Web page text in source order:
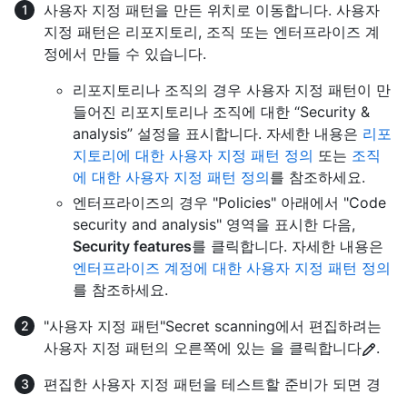
사용자 지정 패턴을 만든 위치로 이동합니다. 사용자
지정 패턴은 리포지토리, 조직 또는 엔터프라이즈 계
정에서 만들 수 있습니다.
리포지토리나 조직의 경우 사용자 지정 패턴이 만
들어진 리포지토리나 조직에 대한 “Security &
analysis” 설정을 표시합니다. 자세한 내용은 리포
지토리에 대한 사용자 지정 패턴 정의 또는 조직
에 대한 사용자 지정 패턴 정의를 참조하세요.
엔터프라이즈의 경우 "Policies" 아래에서 "Code
security and analysis" 영역을 표시한 다음,
Security features를 클릭합니다. 자세한 내용은
엔터프라이즈 계정에 대한 사용자 지정 패턴 정의
를 참조하세요.
"사용자 지정 패턴"Secret scanning에서 편집하려는
사용자 지정 패턴의 오른쪽에 있는 을 클릭합니다
.
편집한 사용자 지정 패턴을 테스트할 준비가 되면 경